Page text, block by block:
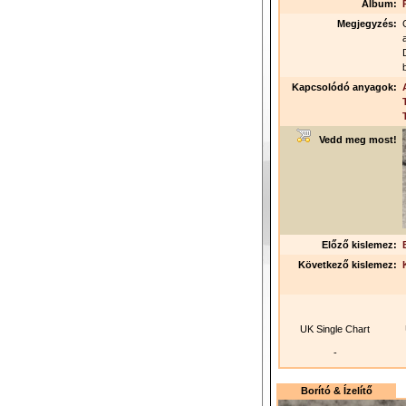
Album:
Megjegyzés:
Kapcsolódó anyagok:
Vedd meg most!
Előző kislemez:
Következő kislemez:
UK Single Chart
-
Borító & Ízelítő